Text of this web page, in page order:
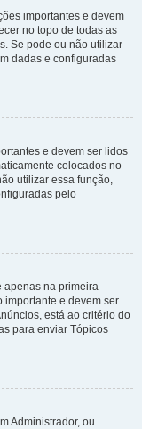
importantes e devem
no topo de todas as
Se pode ou não utilizar
dadas e configuradas
e devem ser lidos
colocados no
utilizar essa função,
pelo
apenas na primeira
importante e devem ser
está ao critério do
para enviar Tópicos
Administrador, ou